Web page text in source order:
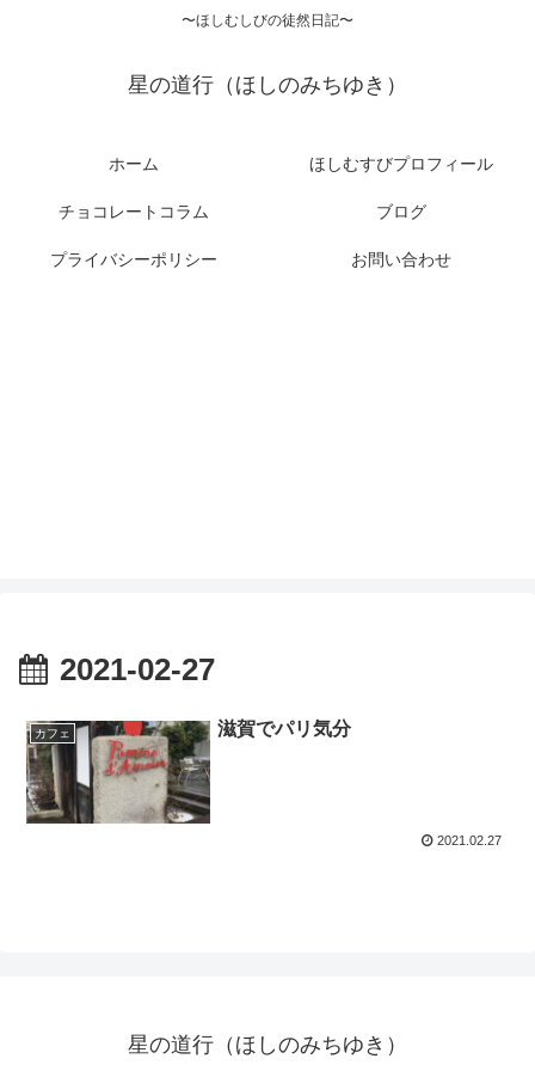
〜ほしむしびの徒然日記〜
星の道行（ほしのみちゆき）
ホーム ほしむすびプロフィール
チョコレートコラム ブログ
プライバシーポリシー お問い合わせ
2021-02-27
カフェ 滋賀でパリ気分
2021.02.27
星の道行（ほしのみちゆき）